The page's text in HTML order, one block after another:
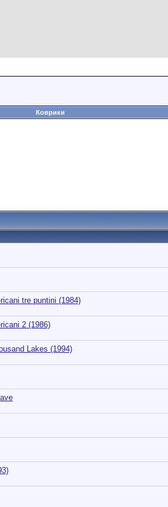
Коврики
tre puntini (1984)
2 (1986)
Lakes (1994)